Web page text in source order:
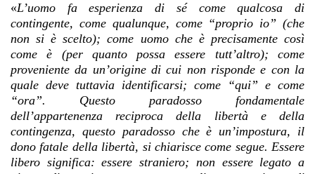
«L’uomo fa esperienza di sé come qualcosa di
contingente, come qualunque, come “proprio io” (che
non si è scelto); come uomo che è precisamente così
come è (per quanto possa essere tutt’altro); come
proveniente da un’origine di cui non risponde e con la
quale deve tuttavia identificarsi; come “qui” e come
“ora”. Questo paradosso fondamentale
dell’appartenenza reciproca della libertà e della
contingenza, questo paradosso che è un’impostura, il
dono fatale della libertà, si chiarisce come segue. Essere
libero significa: essere straniero; non essere legato a